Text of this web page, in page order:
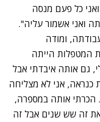
כל פעם מנסה
ואני אשמור עליה".
ומודה
הייתה
גם אותה איבדתי אבל
אני לא מצליחה
הכרתי אותה במספרה,
זה שש שנים אבל זה